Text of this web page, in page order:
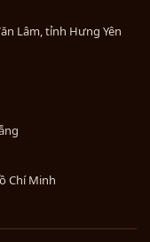
Lâm, tỉnh Hưng Yên
Chí Minh